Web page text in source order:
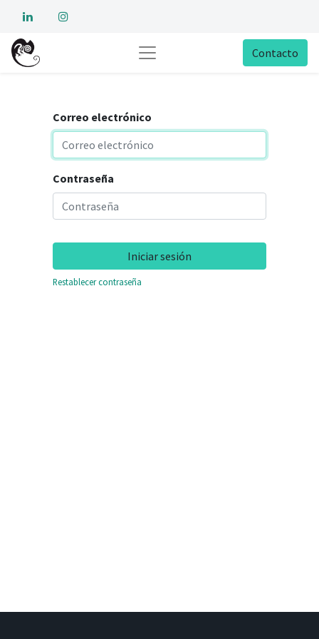
Contacto
Correo electrónico
Contraseña
Iniciar sesión
Restablecer contraseña